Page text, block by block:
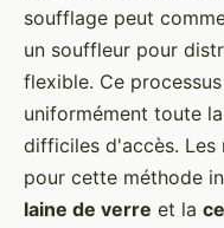
soufflage peut
un souffleur pour
flexible. Ce
uniformément toute
difficiles d'accès. Les
pour cette méthode
laine de verre et la